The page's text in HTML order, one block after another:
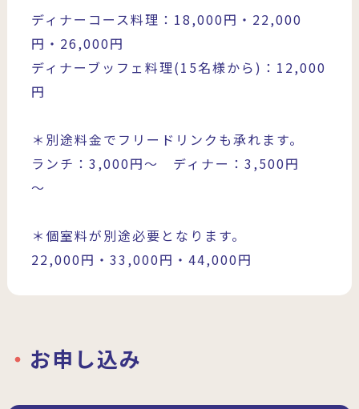
ディナーコース料理：18,000円・22,000
円・26,000円
ディナーブッフェ料理(15名様から)：12,000
円
＊別途料金でフリードリンクも承れます。
ランチ：3,000円～ ディナー：3,500円
～
＊個室料が別途必要となります。
22,000円・33,000円・44,000円
お申し込み